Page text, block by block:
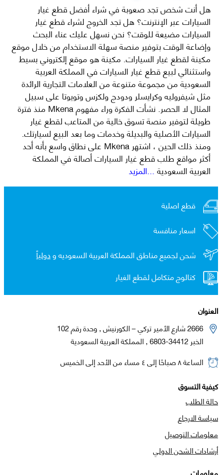
هل أنت شخص تجد صعوبة في شراء أفضل قطع غيار
السيارات عبر الإنترنت؟ هل تجد الخروج لشراء قطع غيار
السيارات مضيعة للوقت؟ نحن نسهل عليك عناء البحث
وإضاعة الوقت بتوفير منصة سهلة الاستخدام من خلال موقع
مكينة لقطع غيار السيارات. مكينة هو موقع إلكتروني بسيط
واستثنائي لبيع قطع غيار السيارات في المملكة العربية
السعودية من مجموعة متنوعة من العلامات التجارية الرائدة
مثل شيفروليه وكرايسلر ودودج ولكزس وتويوتا على سبيل
المثال لا الحصر. نشأت الفكرة وراء مفهوم Mkena منذ فترة
طويلة لتوفير منصة تسوق خالية من المتاعب لقطع غيار
السيارات الأصلية والبديلة وخدمات وما بعد البيع لسيارتك.
ومنذ ذلك الحين ، اشتهر Mkena على نطاق واسع بأنه أحد
أكثر مواقع طلب قطع غيار السيارات أصالة في المملكة
العربية السعودية...المزيد
قطع اصلية
اسعار منافسة
شحن لجميع مناطق المملكة العربية السعوديه ودولياً
كتالوج متكامل لقطع الغيار
العنوان
2666 شارع الأمير تركي – الكورنيش , وحدة رقم 102
الخبر 34412-6803 , المملكة العربية السعودية
الساعة ٨ صباحًا إلى ٤ مساء من الأحد إلى الخميس
كيفية التسوق
حالة الطلب
سياسة الارجاع
معلومات التوصيل
أرشادات الشحن الدولي